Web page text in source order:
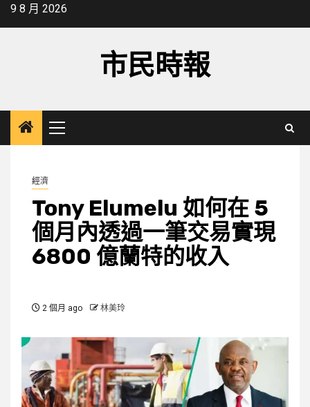
Skip9 8 月 2026
市民時報
Primary
Menu
經濟
Tony Elumelu 如何在 5
個月內透過一筆交易實現
6800 億蘭特的收入
2 個月 ago 林美玲